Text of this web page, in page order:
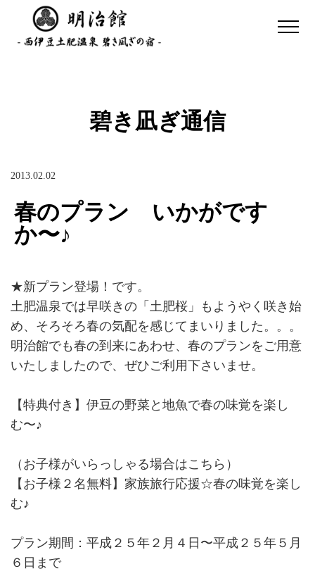
碧き凪ぎ通信
2013.02.02
春のプラン いかがです
か〜♪
★新プラン登場！です。
土肥温泉では早咲きの「土肥桜」もようやく咲き始
め、そろそろ春の気配を感じてまいりました。。。
明治館でも春の到来にあわせ、春のプランをご用意
いたしましたので、ぜひご利用下さいませ。
【特典付き】伊豆の野菜と地魚で春の味覚を楽し
む〜♪
（お子様がいらっしゃる場合はこちら）
【お子様２名無料】家族旅行応援☆春の味覚を楽し
む♪
プラン期間：平成２５年２月４日〜平成２５年５月
６日まで